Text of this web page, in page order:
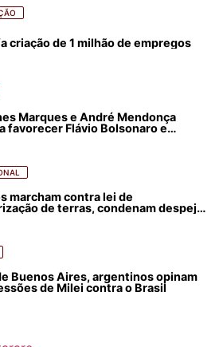
criação de 1 milhão de empregos
Marques e André Mendonça
favorecer Flávio Bolsonaro e
marcham contra lei de
de terras, condenam despejos
Buenos Aires, argentinos opinam
de Milei contra o Brasil